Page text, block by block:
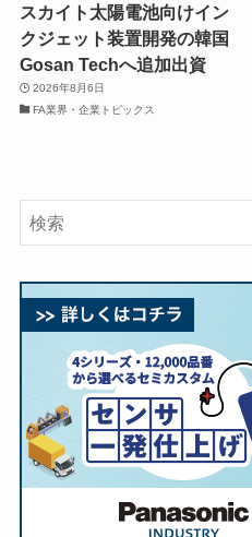
スカイト太陽電池向けイン
クジェット装置開発の韓国
Gosan Techへ追加出資
2026年8月6日
FA業界・企業トピックス